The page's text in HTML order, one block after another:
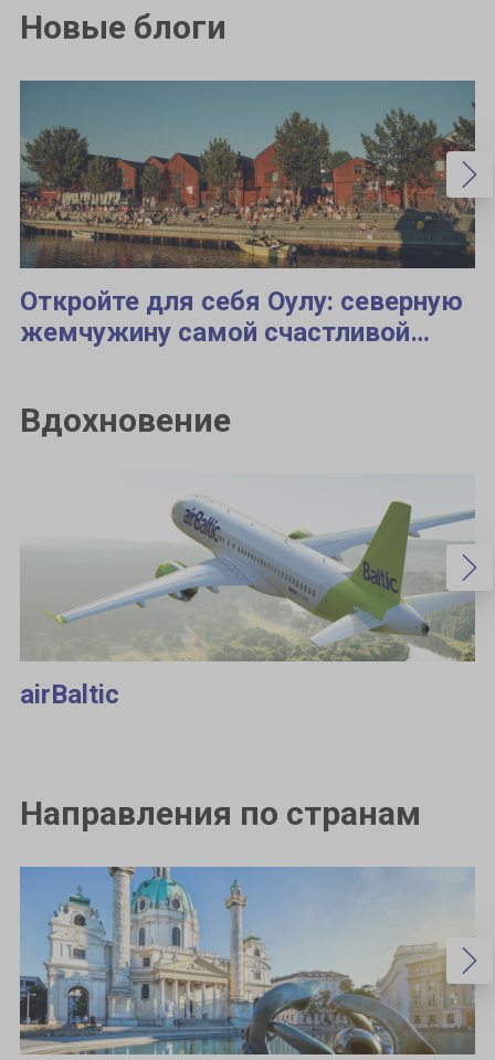
Новые блоги
Откройте для себя Оулу: северную
жемчужину самой счастливой
Вдохновение
airBaltic
Направления по странам